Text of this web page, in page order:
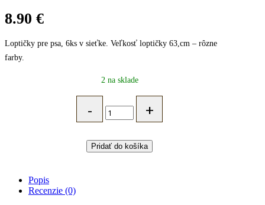
8.90 €
Loptičky pre psa, 6ks v sieťke. Veľkosť loptičky 63,cm – rôzne
farby.
2 na sklade
Loptičky
pre
6ks Pridať do košíka
Popis
Recenzie (0)